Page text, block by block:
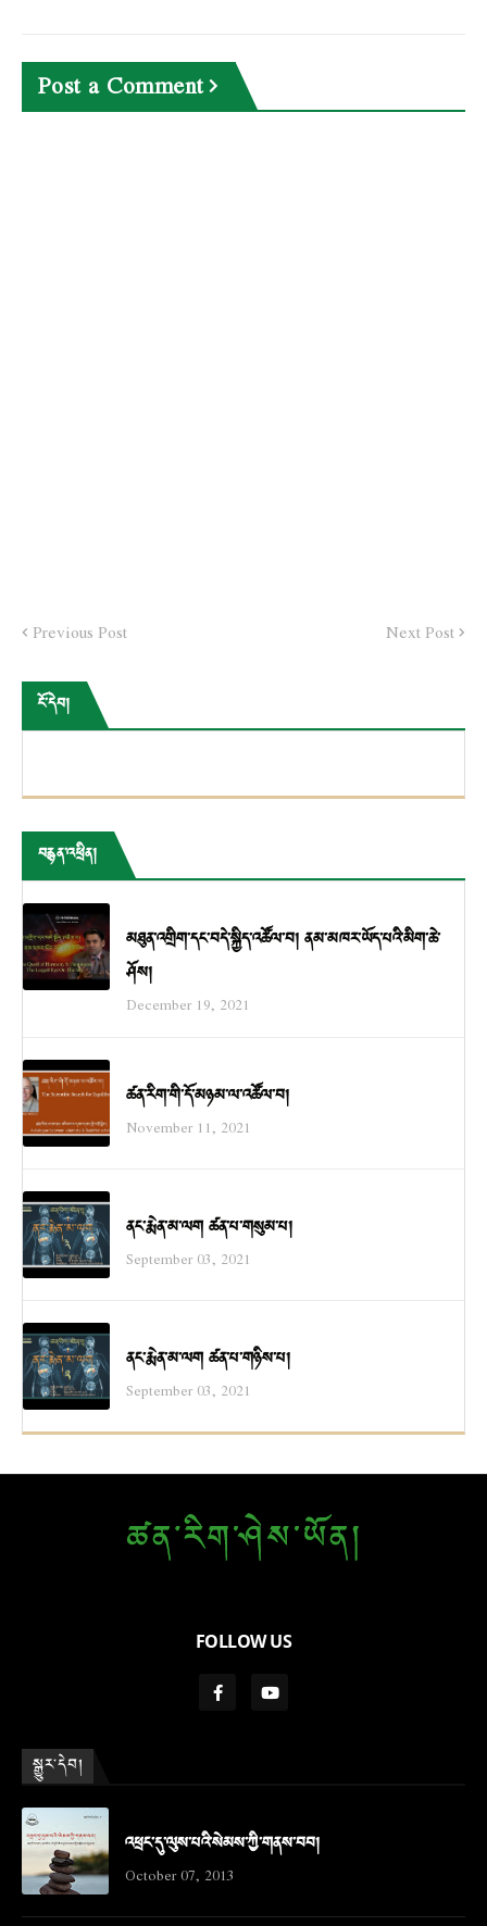
Post a Comment
Previous Post Next Post
ངོ་དེབ།
བརྙན་འཕྲིན།
མཐུན་འགྲིག་དང་བདེ་སྐྱིད་འཚོལ་བ། ནམ་མཁར་ཡོད་པའི་མིག་ཆེ་
ཤོས།
December 19, 2021
ཚན་རིག་གི་དོ་མཉམ་ལ་འཚོལ་བ།
November 11, 2021
ནང་རྨེན་མ་ལག ཚན་པ་གསུམ་པ།
September 03, 2021
ནང་རྨེན་མ་ལག ཚན་པ་གཉིས་པ།
September 03, 2021
FOLLOW US
སྒྱུར་དེབ།
འཕྲང་དུ་ལུས་པའི་སེམས་ཀྱི་གནས་བབ།
October 07, 2013